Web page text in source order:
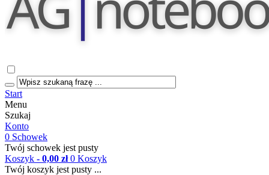
Start
Menu
Szukaj
Konto
0 Schowek
Twój schowek jest pusty
Koszyk - 0,00 zł 0 Koszyk
Twój koszyk jest pusty ...